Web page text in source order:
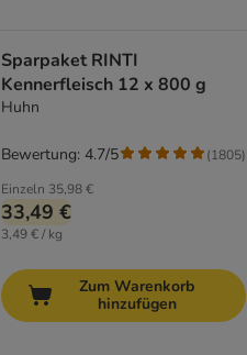
Sparpaket RINTI
Kennerfleisch 12 x 800 g
Huhn
Einzeln 35,98 €
33,49 €
3,49 € / kg
Bewertung: 4.7/5 (1805)
Zum Warenkorb
hinzufügen